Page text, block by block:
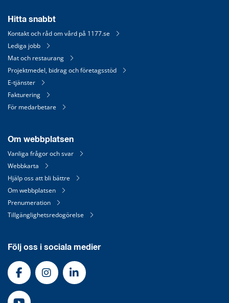
Hitta snabbt
Kontakt och råd om vård på 1177.se
Lediga jobb
Mat och restaurang
Projektmedel, bidrag och företagsstöd
E-tjänster
Fakturering
För medarbetare
Om webbplatsen
Vanliga frågor och svar
Webbkarta
Hjälp oss att bli bättre
Om webbplatsen
Prenumeration
Tillgänglighetsredogörelse
Följ oss i sociala medier